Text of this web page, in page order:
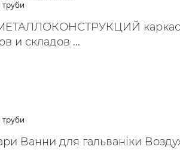
труби
и складов ...
труби
Ванни для гальваніки